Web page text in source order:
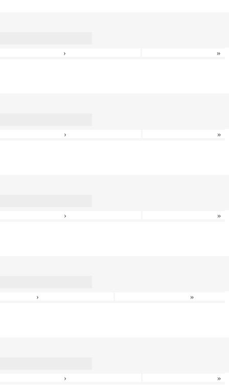
› »
› »
› »
› »
› »